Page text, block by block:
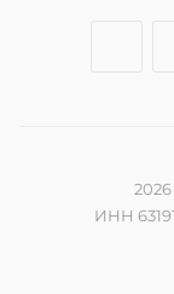
ИНН